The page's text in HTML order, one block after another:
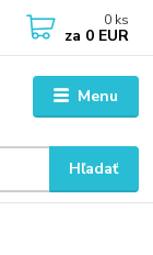
Menu
Hľadať
0 ks
za 0 EUR